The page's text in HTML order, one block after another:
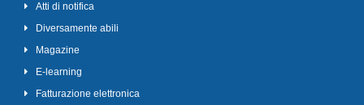
Atti di notifica
Diversamente abili
Magazine
E-learning
Fatturazione elettronica